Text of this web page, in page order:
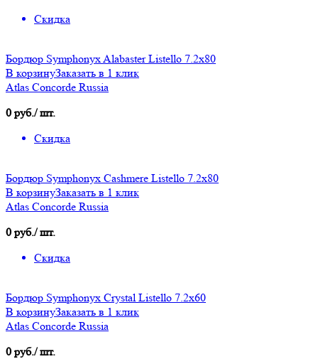
Скидка
Бордюр Symphonyx Alabaster Listello 7.2x80
В корзинуЗаказать в 1 клик
Atlas Concorde Russia
0 руб./ шт.
Скидка
Бордюр Symphonyx Cashmere Listello 7.2x80
В корзинуЗаказать в 1 клик
Atlas Concorde Russia
0 руб./ шт.
Скидка
Бордюр Symphonyx Crystal Listello 7.2x60
В корзинуЗаказать в 1 клик
Atlas Concorde Russia
0 руб./ шт.